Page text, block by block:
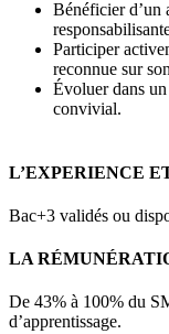
Bénéficier d’un
Participer
reconnue sur
Évoluer dans
convivial.
L’EXPERIENCE
Bac+3 validés ou
LA
De 43% à 100% du
d’apprentissage.